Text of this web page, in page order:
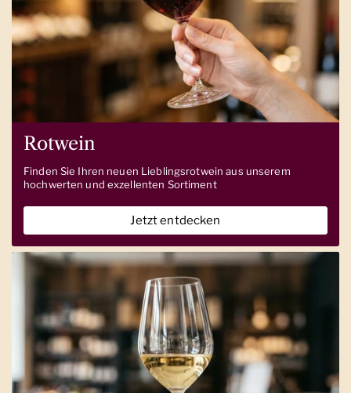
Rotwein
Finden Sie Ihren neuen Lieblingsrotwein aus unserem
hochwerten und exzellenten Sortiment
Jetzt entdecken